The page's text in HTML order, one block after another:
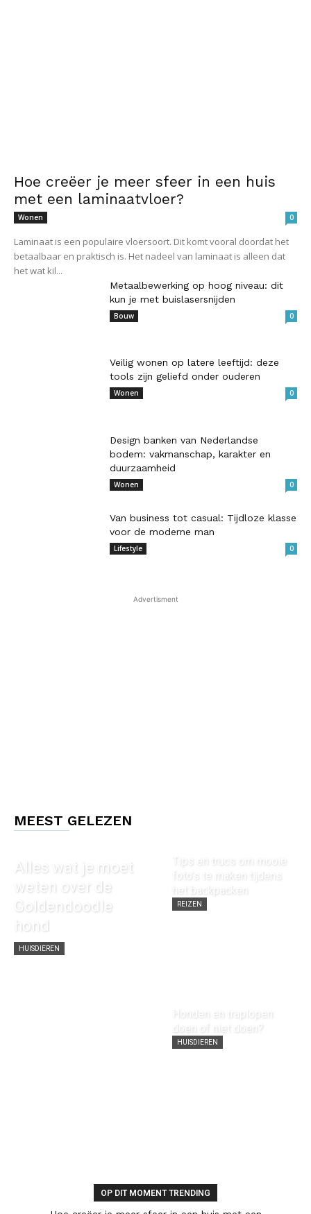
Hoe creëer je meer sfeer in een huis
met een laminaatvloer?
Wonen 0
Laminaat is een populaire vloersoort. Dit komt vooral doordat het
betaalbaar en praktisch is. Het nadeel van laminaat is alleen dat
het wat kil...
Metaalbewerking op hoog niveau: dit
kun je met buislasersnijden
Bouw 0
Veilig wonen op latere leeftijd: deze
tools zijn geliefd onder ouderen
Wonen 0
Design banken van Nederlandse
bodem: vakmanschap, karakter en
duurzaamheid
Wonen 0
Van business tot casual: Tijdloze klasse
voor de moderne man
Lifestyle 0
Advertisment
MEEST GELEZEN
Alles wat je moet
weten over de
Goldendoodle
hond
HUISDIEREN
Tips en trucs om mooie
foto’s te maken tijdens
het backpacken
REIZEN
Honden en traplopen:
doen of niet doen?
HUISDIEREN
OP DIT MOMENT TRENDING